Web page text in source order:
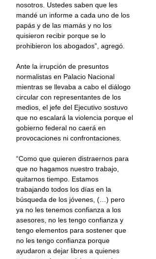
nosotros. Ustedes saben que les
mandé un informe a cada uno de los
papás y de las mamás y no los
quisieron recibir porque se lo
prohibieron los abogados”, agregó.
Ante la irrupción de presuntos
normalistas en Palacio Nacional
mientras se llevaba a cabo el diálogo
circular con representantes de los
medios, el jefe del Ejecutivo sostuvo
que no escalará la violencia porque el
gobierno federal no caerá en
provocaciones ni confrontaciones.
“Como que quieren distraernos para
que no hagamos nuestro trabajo,
quitarnos tiempo. Estamos
trabajando todos los días en la
búsqueda de los jóvenes, (…) pero
ya no les tenemos confianza a los
asesores, no les tengo confianza y
tengo elementos para sostener que
no les tengo confianza porque
ayudaron a dejar libres a quienes